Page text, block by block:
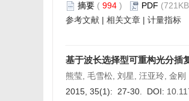
摘要 ( 994 ) PDF
参考文献 | 相关文章 | 计量指标
基于波长选择型可重构光分插
熊莹, 毛雪松, 刘星, 汪亚玲, 金刚
2015, 35(1): 27-30. DOI: